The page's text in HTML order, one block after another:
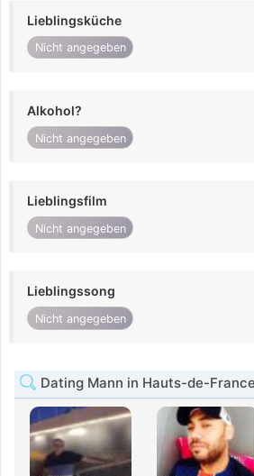
Lieblingsküche
Nicht angegeben
Alkohol?
Nicht angegeben
Lieblingsfilm
Nicht angegeben
Lieblingssong
Nicht angegeben
Dating Mann in Hauts-de-France